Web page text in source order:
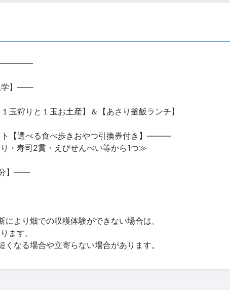
学】――
狩りと１玉お土産】＆【あさり釜飯ランチ】
【選べる食べ歩きおやつ引換券付き】―――
・寿司2貫・えびせんべい等から1つ≫
分】――
より畑での収穫体験ができない場合は、
ます。
なる場合や立寄らない場合があります。